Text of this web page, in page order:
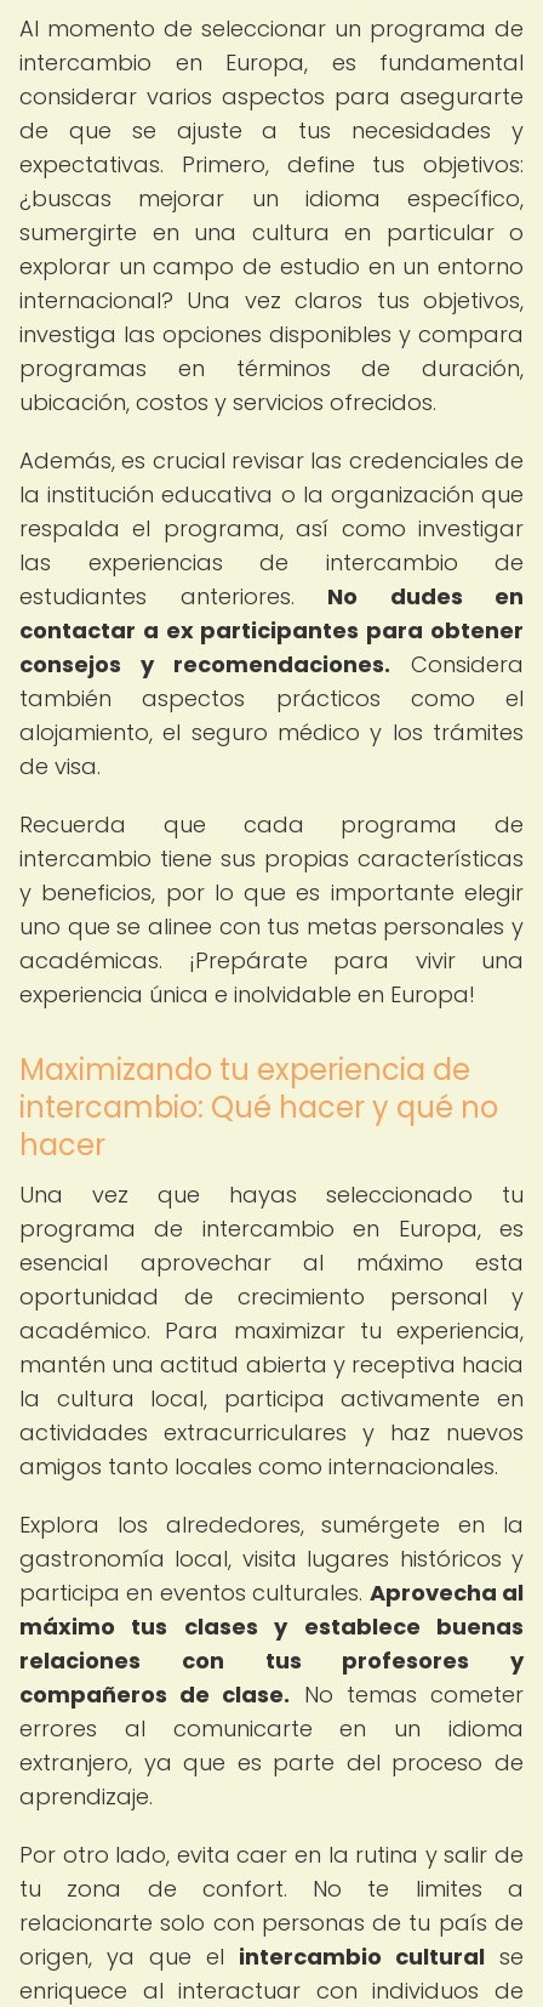
Al momento de seleccionar un programa de
intercambio en Europa, es fundamental
considerar varios aspectos para asegurarte
de que se ajuste a tus necesidades y
expectativas. Primero, define tus objetivos:
¿buscas mejorar un idioma específico,
sumergirte en una cultura en particular o
explorar un campo de estudio en un entorno
internacional? Una vez claros tus objetivos,
investiga las opciones disponibles y compara
programas en términos de duración,
ubicación, costos y servicios ofrecidos.
Además, es crucial revisar las credenciales de
la institución educativa o la organización que
respalda el programa, así como investigar
las experiencias de intercambio de
estudiantes anteriores. No dudes en
contactar a ex participantes para obtener
consejos y recomendaciones. Considera
también aspectos prácticos como el
alojamiento, el seguro médico y los trámites
de visa.
Recuerda que cada programa de
intercambio tiene sus propias características
y beneficios, por lo que es importante elegir
uno que se alinee con tus metas personales y
académicas. ¡Prepárate para vivir una
experiencia única e inolvidable en Europa!
Maximizando tu experiencia de
intercambio: Qué hacer y qué no
hacer
Una vez que hayas seleccionado tu
programa de intercambio en Europa, es
esencial aprovechar al máximo esta
oportunidad de crecimiento personal y
académico. Para maximizar tu experiencia,
mantén una actitud abierta y receptiva hacia
la cultura local, participa activamente en
actividades extracurriculares y haz nuevos
amigos tanto locales como internacionales.
Explora los alrededores, sumérgete en la
gastronomía local, visita lugares históricos y
participa en eventos culturales. Aprovecha al
máximo tus clases y establece buenas
relaciones con tus profesores y
compañeros de clase. No temas cometer
errores al comunicarte en un idioma
extranjero, ya que es parte del proceso de
aprendizaje.
Por otro lado, evita caer en la rutina y salir de
tu zona de confort. No te limites a
relacionarte solo con personas de tu país de
origen, ya que el intercambio cultural se
enriquece al interactuar con individuos de